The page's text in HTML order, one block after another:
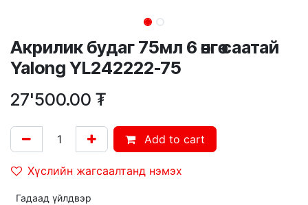
Акрилик будаг 75мл 6 өнгө саатай
Yalong YL242222-75
27'500.00 ₮
Add to cart
Хүслийн жагсаалтанд нэмэх
Гадаад үйлдвэр